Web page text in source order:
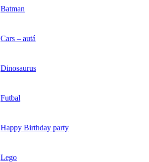
Batman
Cars – autá
Dinosaurus
Futbal
Happy Birthday party
Lego